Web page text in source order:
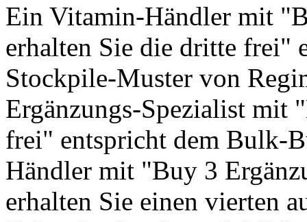
Ein Vitamin-Händler mit
erhalten Sie die dritte frei"
Stockpile-Muster von
Ergänzungs-Spezialist mit
frei" entspricht dem Bulk-
Händler mit "Buy 3
erhalten Sie einen vierten